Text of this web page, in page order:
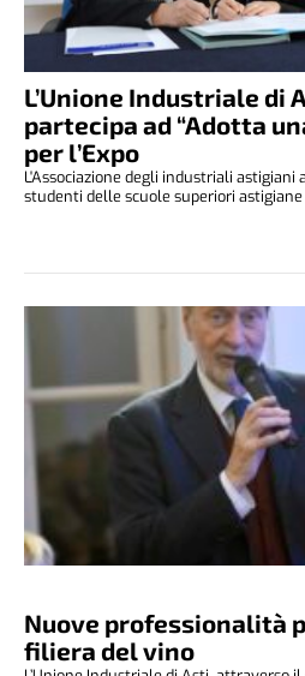
L’Unione Industriale di
partecipa ad “Adotta
per l’Expo
L'Associazione degli industriali astigiani
studenti delle scuole superiori astigiane
Nuove professionalità
filiera del vino